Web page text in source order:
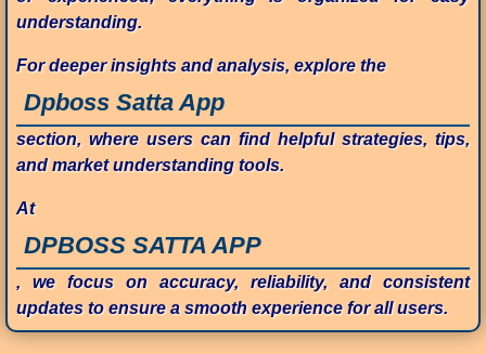
understanding.
For deeper insights and analysis, explore the
Dpboss Satta App
section, where users can find helpful strategies, tips,
and market understanding tools.
At
DPBOSS SATTA APP
, we focus on accuracy, reliability, and consistent
updates to ensure a smooth experience for all users.